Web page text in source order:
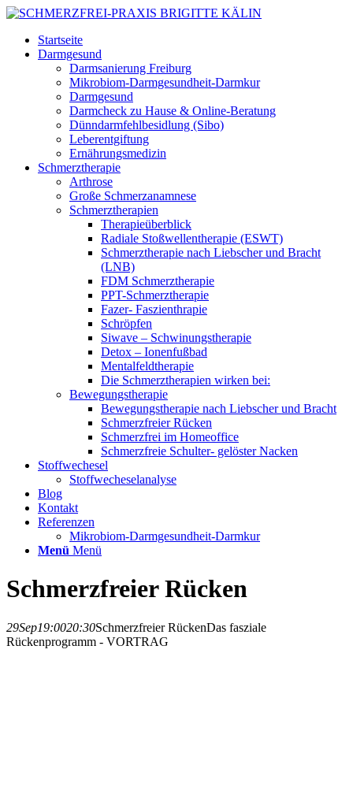
Startseite
Darmgesund
Darmsanierung Freiburg
Mikrobiom-Darmgesundheit-Darmkur
Darmgesund
Darmcheck zu Hause & Online-Beratung
Dünndarmfehlbesidlung (Sibo)
Leberentgiftung
Ernährungsmedizin
Schmerztherapie
Arthrose
Große Schmerzanamnese
Schmerztherapien
Therapieüberblick
Radiale Stoßwellentherapie (ESWT)
Schmerztherapie nach Liebscher und Bracht
(LNB)
FDM Schmerztherapie
PPT-Schmerztherapie
Fazer- Faszienthrapie
Schröpfen
Siwave – Schwinungstherapie
Detox – Ionenfußbad
Mentalfeldtherapie
Die Schmerztherapien wirken bei:
Bewegungstherapie
Bewegungstherapie nach Liebscher und Bracht
Schmerzfreier Rücken
Schmerzfrei im Homeoffice
Schmerzfreie Schulter- gelöster Nacken
Stoffwechesel
Stoffwecheselanalyse
Blog
Kontakt
Referenzen
Mikrobiom-Darmgesundheit-Darmkur
Menü Menü
Schmerzfreier Rücken
29Sep19:0020:30Schmerzfreier RückenDas fasziale
Rückenprogramm - VORTRAG